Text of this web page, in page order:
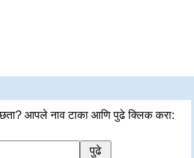
आपले नाव टाका आणि पुढे क्लिक करा: